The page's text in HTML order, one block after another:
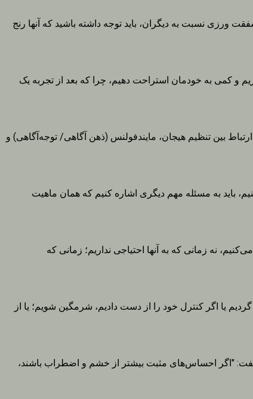
ورزی نسبت به دیگران، باید توجه داشته باشید که آنها رنج
و کمی به خودمان استراحت دهیم، چرا که بعد از تجربه یک
هدف آنها بررسی ارتباط بین تنظیم هیجان، مایندفولنس (ذهن آگاهی/ توجه‌آگاهی) و
باید به مسئله مهم دیگری اشاره کنیم که همان ماهیت
نه زمانی که به آنها احتیاجی نداریم؛ زمانی که
یا اگر کنترل خود را از دست دادیم، شرمگین شویم؛ یا از
"اگر احساس‌های مثبت بیشتر از خشم و اضطراب باشند،